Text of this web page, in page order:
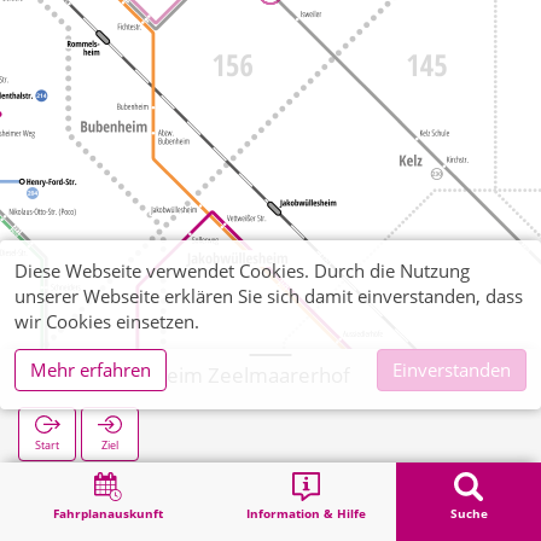
Fahrplanauskunft Information & Hilfe Suche
Frauwüllesheim Zeelmaarerhof
Start Ziel
Frauwüllesheim Zeelmaarerhof
Diese Webseite verwendet Cookies. Durch die Nutzung
unserer Webseite erklären Sie sich damit einverstanden, dass
wir Cookies einsetzen.
Mehr erfahren
Einverstanden